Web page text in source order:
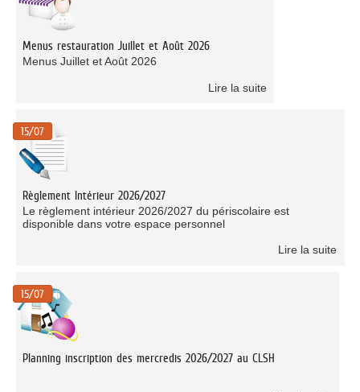
Menus restauration Juillet et Août 2026
Menus Juillet et Août 2026
Lire la suite
15/07
Règlement Intérieur 2026/2027
Le règlement intérieur 2026/2027 du périscolaire est
disponible dans votre espace personnel
Lire la suite
15/07
Planning inscription des mercredis 2026/2027 au CLSH